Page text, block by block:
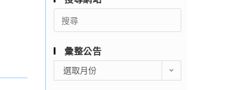
Search
for:
彙整公告
整
選取月份